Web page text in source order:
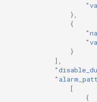
},
{
}
],
[
{